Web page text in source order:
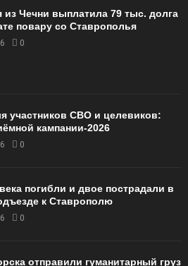
из Чечни выплатила 79 тыс. долга
повару со Ставрополья
0
участников СВО и целевиков:
кампании‑2026
0
погибли и двое пострадали в
к Ставрополю
0
отправили гуманитарный груз